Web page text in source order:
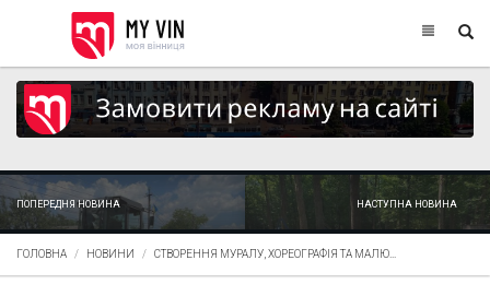
ПОПЕРЕДНЯ НОВИНА НАСТУПНА НОВИНА
ГОЛОВНА НОВИНИ СТВОРЕННЯ МУРАЛУ, ХОРЕОГРАФІЯ ТА МАЛЮ...